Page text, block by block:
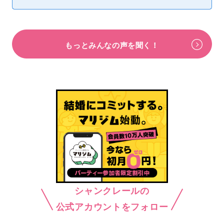
もっとみんなの声を聞く！
シャンクレールの
公式アカウントをフォロー